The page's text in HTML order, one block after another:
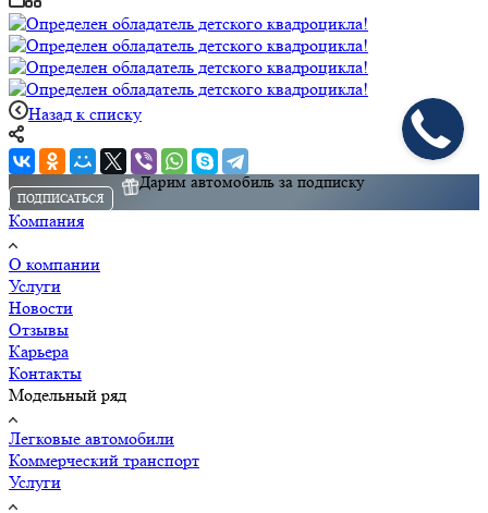
Назад к списку
Дарим автомобиль за подписку
ПОДПИСАТЬСЯ
Компания
О компании
Услуги
Новости
Отзывы
Карьера
Контакты
Модельный ряд
Легковые автомобили
Коммерческий транспорт
Услуги